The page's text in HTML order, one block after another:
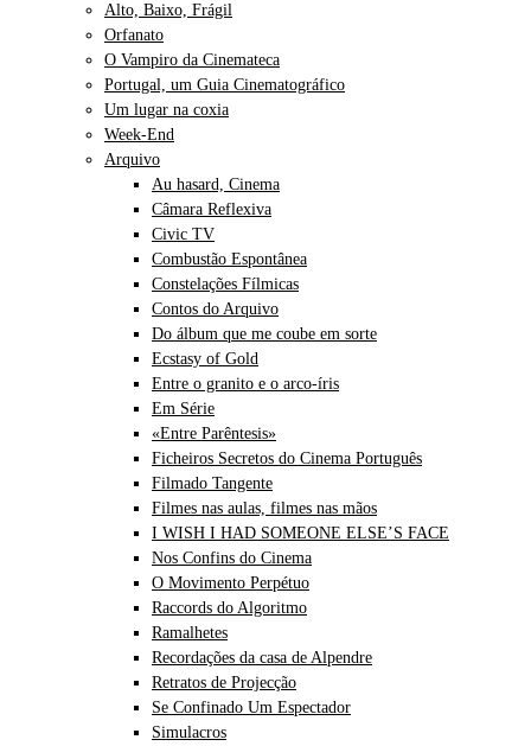
Alto, Baixo, Frágil
Orfanato
O Vampiro da Cinemateca
Portugal, um Guia Cinematográfico
Um lugar na coxia
Week-End
Arquivo
Au hasard, Cinema
Câmara Reflexiva
Civic TV
Combustão Espontânea
Constelações Fílmicas
Contos do Arquivo
Do álbum que me coube em sorte
Ecstasy of Gold
Entre o granito e o arco-íris
Em Série
«Entre Parêntesis»
Ficheiros Secretos do Cinema Português
Filmado Tangente
Filmes nas aulas, filmes nas mãos
I WISH I HAD SOMEONE ELSE’S FACE
Nos Confins do Cinema
O Movimento Perpétuo
Raccords do Algoritmo
Ramalhetes
Recordações da casa de Alpendre
Retratos de Projecção
Se Confinado Um Espectador
Simulacros